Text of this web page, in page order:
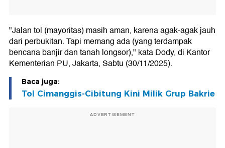
"Jalan tol (mayoritas) masih aman, karena agak-agak jauh
dari perbukitan. Tapi memang ada (yang terdampak
bencana banjir dan tanah longsor)," kata Dody, di Kantor
Kementerian PU, Jakarta, Sabtu (30/11/2025).
Baca juga:
Tol Cimanggis-Cibitung Kini Milik Grup Bakrie
ADVERTISEMENT